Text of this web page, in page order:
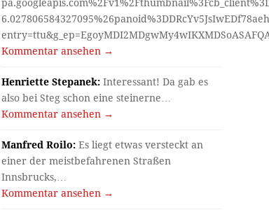
Kommentar ansehen →
Henriette Stepanek: Interessant! Da gab es
also bei Steg schon eine steinerne…
Kommentar ansehen →
Manfred Roilo: Es liegt etwas versteckt an
einer der meistbefahrenen Straßen
Innsbrucks,…
Kommentar ansehen →